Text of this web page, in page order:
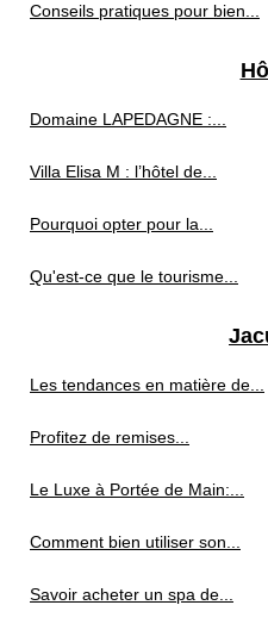
Conseils pratiques pour bien...
Domaine LAPEDAGNE :...
Villa Elisa M : l’hôtel de...
Pourquoi opter pour la...
Qu'est-ce que le tourisme...
Les tendances en matière de...
Profitez de remises...
Le Luxe à Portée de Main:...
Comment bien utiliser son...
Savoir acheter un spa de...